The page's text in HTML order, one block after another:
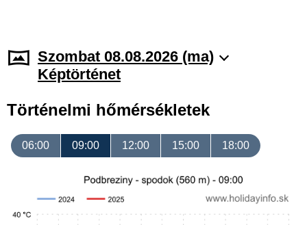
Szombat 08.08.2026 (ma)
Képtörténet
Történelmi hőmérsékletek
06:00 09:00 12:00 15:00 18:00